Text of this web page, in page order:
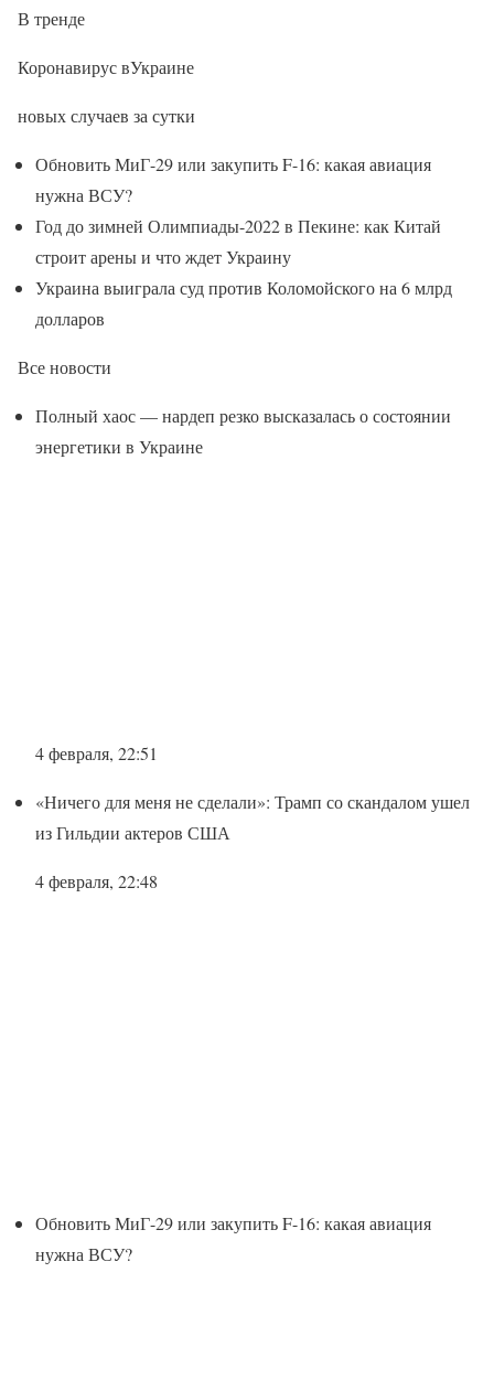
В тренде
Коронавирус вУкраине
новых случаев за сутки
Обновить МиГ-29 или закупить F-16: какая авиация
нужна ВСУ?
Год до зимней Олимпиады-2022 в Пекине: как Китай
строит арены и что ждет Украину
Украина выиграла суд против Коломойского на 6 млрд
долларов
Все новости
Полный хаос — нардеп резко высказалась о состоянии
энергетики в Украине
4 февраля, 22:51
«Ничего для меня не сделали»: Трамп со скандалом ушел
из Гильдии актеров США
4 февраля, 22:48
Обновить МиГ-29 или закупить F-16: какая авиация
нужна ВСУ?